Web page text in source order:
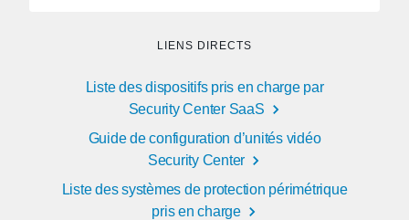
LIENS DIRECTS
Liste des dispositifs pris en charge par
Security Center SaaS
Guide de configuration d’unités vidéo
Security Center
Liste des systèmes de protection périmétrique
pris en charge